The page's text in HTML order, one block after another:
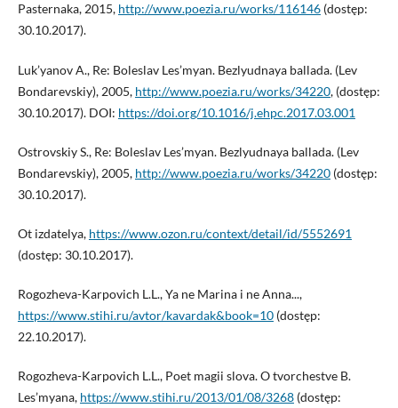
Pasternaka, 2015, http://www.poezia.ru/works/116146(dostęp:
30.10.2017).
Luk’yanov A., Re: Boleslav Les’myan. Bezlyudnaya ballada. (Lev
Bondarevskiy), 2005, http://www.poezia.ru/works/34220, (dostęp:
30.10.2017). DOI: https://doi.org/10.1016/j.ehpc.2017.03.001
Ostrovskiy S., Re: Boleslav Les’myan. Bezlyudnaya ballada. (Lev
Bondarevskiy), 2005, http://www.poezia.ru/works/34220(dostęp:
30.10.2017).
Ot izdatelya, https://www.ozon.ru/context/detail/id/5552691
(dostęp: 30.10.2017).
Rogozheva-Karpovich L.L., Ya ne Marina i ne Anna...,
https://www.stihi.ru/avtor/kavardak&book=10(dostęp:
22.10.2017).
Rogozheva-Karpovich L.L., Poet magii slova. O tvorchestve B.
Les’myana, https://www.stihi.ru/2013/01/08/3268(dostęp: